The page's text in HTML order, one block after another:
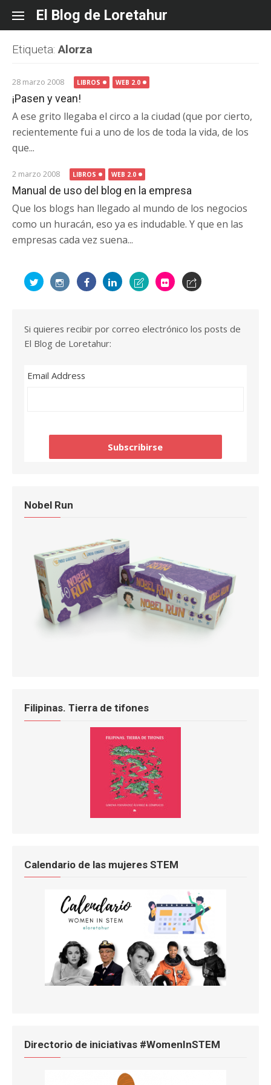
content
El Blog de Loretahur
Etiqueta:Alorza
28 marzo 2008 LIBROS WEB 2.0
¡Pasen y vean!
A ese grito llegaba el circo a la ciudad (que por cierto,
recientemente fui a uno de los de toda la vida, de los
que...
2 marzo 2008 LIBROS WEB 2.0
Manual de uso del blog en la empresa
Que los blogs han llegado al mundo de los negocios
como un huracán, eso ya es indudable. Y que en las
empresas cada vez suena...
Si quieres recibir por correo electrónico los posts de
El Blog de Loretahur:
Email Address
Nobel Run
Filipinas. Tierra de tifones
Calendario de las mujeres STEM
Directorio de iniciativas #WomenInSTEM